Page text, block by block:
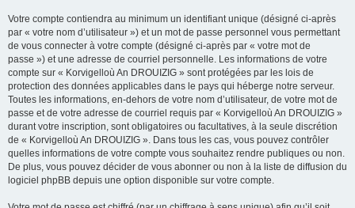
Votre compte contiendra au minimum un identifiant unique (désigné ci-après
par « votre nom d’utilisateur ») et un mot de passe personnel vous permettant
de vous connecter à votre compte (désigné ci-après par « votre mot de
passe ») et une adresse de courriel personnelle. Les informations de votre
compte sur « Korvigelloù An DROUIZIG » sont protégées par les lois de
protection des données applicables dans le pays qui héberge notre serveur.
Toutes les informations, en-dehors de votre nom d’utilisateur, de votre mot de
passe et de votre adresse de courriel requis par « Korvigelloù An DROUIZIG »
durant votre inscription, sont obligatoires ou facultatives, à la seule discrétion
de « Korvigelloù An DROUIZIG ». Dans tous les cas, vous pouvez contrôler
quelles informations de votre compte vous souhaitez rendre publiques ou non.
De plus, vous pouvez décider de vous abonner ou non à la liste de diffusion du
logiciel phpBB depuis une option disponible sur votre compte.